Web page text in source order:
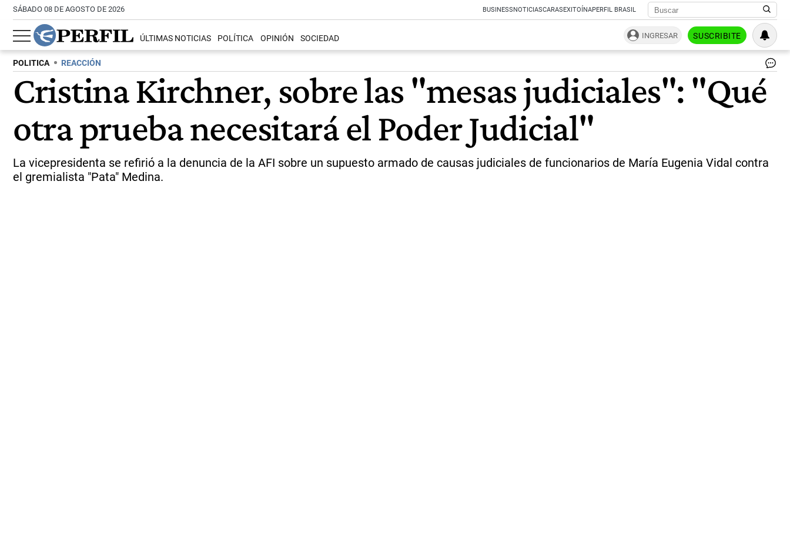
SÁBADO 08 DE AGOSTO DE 2026 BUSINESSNOTICIASCARASEXITOÍNAPERFIL BRASIL
ÚLTIMAS NOTICIAS POLÍTICA OPINIÓN SOCIEDAD INGRESAR SUSCRIBITE
POLITICA REACCIÓN
Cristina Kirchner, sobre las "mesas judiciales": "Qué
otra prueba necesitará el Poder Judicial"
La vicepresidenta se refirió a la denuncia de la AFI sobre un supuesto armado de causas judiciales de funcionarios de María Eugenia Vidal contra
el gremialista "Pata" Medina.